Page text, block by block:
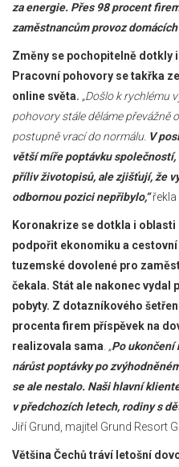
za energie. Přes 98 procent
zaměstnancům provoz domácích
Změny se pochopitelně dotkly
Pracovní pohovory se takřka
online světa. „Došlo k rychlému
pohovory stále děláme převážně
postupně vrací do normálu. V
větší míře poptávku
příliv životopisů, ale zjišťují, že
odbornou pozici nepřibylo,“řekla
Koronakrize se dotkla i oblasti
podpořit ekonomiku a
tuzemské dovolené pro
čekala. Stát ale nakonec vydal
pobyty. Z dotazníkového
procenta firem příspěvek na
realizovala sama „Po ukončení
nárůst poptávky po
se ale nestalo. Naši hlavní
v předchozích letech, rodiny s
Jiří Grund, majitel Grund Resort
Většina Čechů tráví letošní